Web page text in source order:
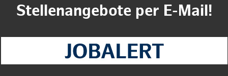
Stellenangebote per E-Mail!